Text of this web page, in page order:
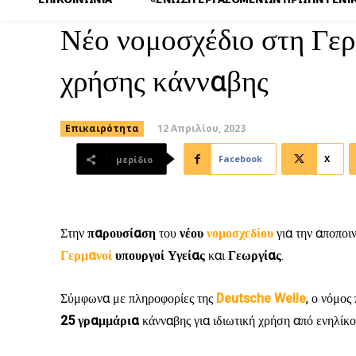
Νέο νομοσχέδιο στη
χρήσης κάνναβης
Επικαιρότητα 12 Απριλίου, 2023
μερίδιο Facebook X
Στηνπαρουσίασητουνέουνομοσχεδίουγια την
ΓερμανοίυπουργοίΥγείαςκαιΓεωργίας.
Σύμφωνα με πληροφορίες τηςDeutsche Welle, ο νόμος
25 γραμμάριακάνναβης για ιδιωτική χρήση από